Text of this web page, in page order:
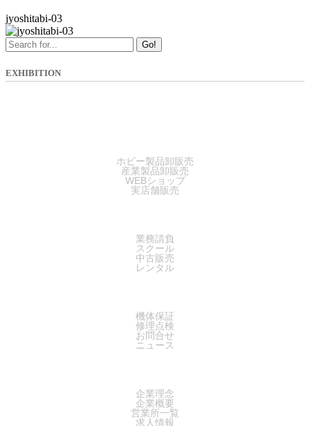
jyoshitabi-03
Go!
EXHIBITION
ホビー製品卸販売
産業製品卸販売
WEBショップ
実店舗販売
業務請負
スクール
中古販売
レンタル
機体保証
修理点検
お問合せ
ニュース
企業理念
企業概要
営業所一覧
求人情報